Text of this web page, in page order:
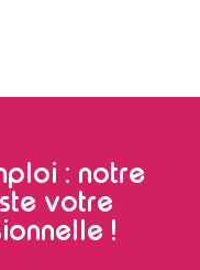
: notre
votre
!